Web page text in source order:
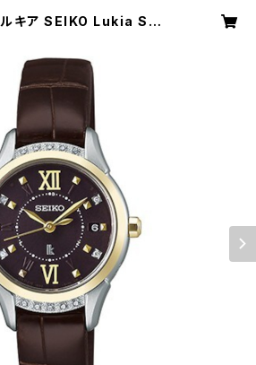
キア SEIKO Lukia SSV
店 藤原時計舗